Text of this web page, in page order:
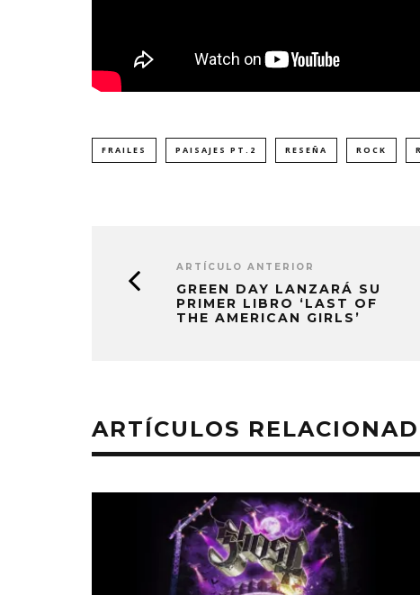
FRAILES PAISAJES PT.2 RESEÑA ROCK
ARTÍCULO ANTERIOR
GREEN DAY LANZARÁ SU
PRIMER LIBRO ‘LAST OF
THE AMERICAN GIRLS’
ARTÍCULOS